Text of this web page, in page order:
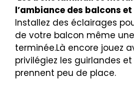
l’ambiance des balcons
Installez des éclairages
de votre balcon même
terminée.Là encore jouez
privilégiez les guirlandes
prennent peu de place.